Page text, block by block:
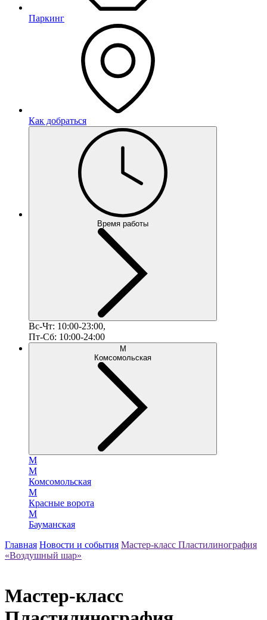
Паркинг
Как добраться
Время работы
Вс-Чт: 10:00-23:00,
Пт-Сб: 10:00-24:00
М
Комсомольская
М
М
Комсомольская
М
Красные ворота
М
Бауманская
Главная Новости и события Мастер-класс Пластилинография
«Воздушный шар»
Мастер-класс